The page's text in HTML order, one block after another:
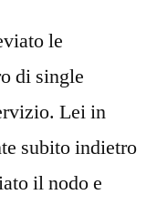
le
di single
Lei in
subito indietro
il nodo e